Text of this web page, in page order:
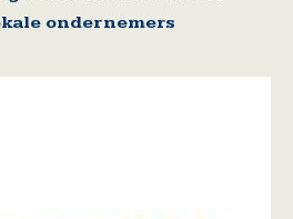
ondernemers